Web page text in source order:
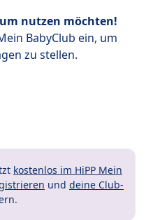
nutzen möchten!
BabyClub ein, um
zu stellen.
kostenlos im HiPP Mein
und deine Club-